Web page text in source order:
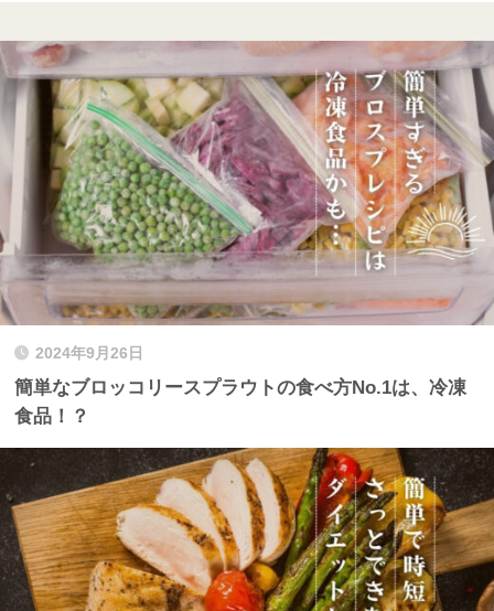
2024年9月26日
簡単なブロッコリースプラウトの食べ方No.1は、冷凍
食品！？